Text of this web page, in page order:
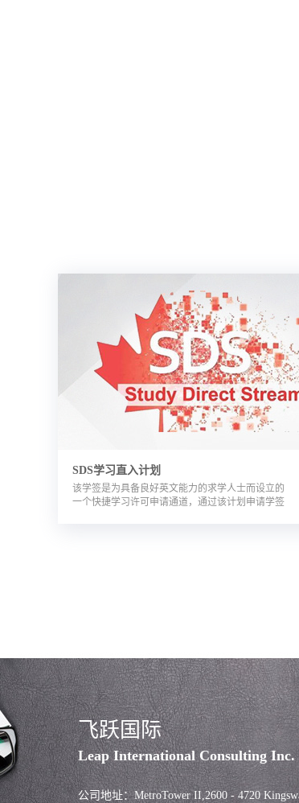
SDS学习直入计划
该学签是为具备良好英文能力的求学人士而设立的
一个快捷学习许可申请通道，通过该计划申请学签
飞跃国际
Leap International Consulting Inc.
公司地址：MetroTower II,2600 - 4720